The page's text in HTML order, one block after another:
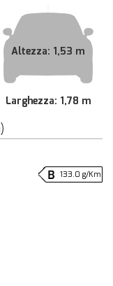
Altezza: 1,53 m
Larghezza: 1,78 m
133.0 g/Km